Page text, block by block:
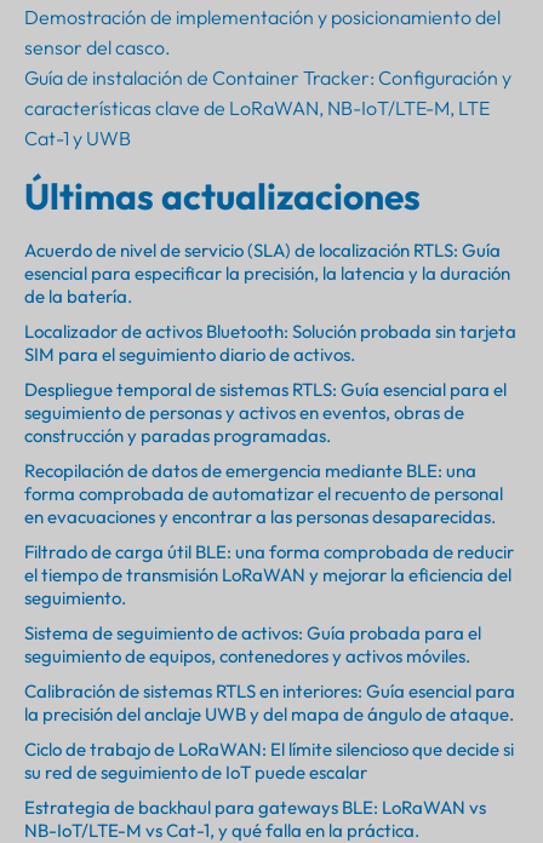
Demostración de implementación y posicionamiento del
sensor del casco.
Guía de instalación de Container Tracker: Configuración y
características clave de LoRaWAN, NB-IoT/LTE-M, LTE
Cat-1 y UWB
Últimas actualizaciones
Acuerdo de nivel de servicio (SLA) de localización RTLS: Guía
esencial para especificar la precisión, la latencia y la duración
de la batería.
Localizador de activos Bluetooth: Solución probada sin tarjeta
SIM para el seguimiento diario de activos.
Despliegue temporal de sistemas RTLS: Guía esencial para el
seguimiento de personas y activos en eventos, obras de
construcción y paradas programadas.
Recopilación de datos de emergencia mediante BLE: una
forma comprobada de automatizar el recuento de personal
en evacuaciones y encontrar a las personas desaparecidas.
Filtrado de carga útil BLE: una forma comprobada de reducir
el tiempo de transmisión LoRaWAN y mejorar la eficiencia del
seguimiento.
Sistema de seguimiento de activos: Guía probada para el
seguimiento de equipos, contenedores y activos móviles.
Calibración de sistemas RTLS en interiores: Guía esencial para
la precisión del anclaje UWB y del mapa de ángulo de ataque.
Ciclo de trabajo de LoRaWAN: El límite silencioso que decide si
su red de seguimiento de IoT puede escalar
Estrategia de backhaul para gateways BLE: LoRaWAN vs
NB-IoT/LTE-M vs Cat-1, y qué falla en la práctica.